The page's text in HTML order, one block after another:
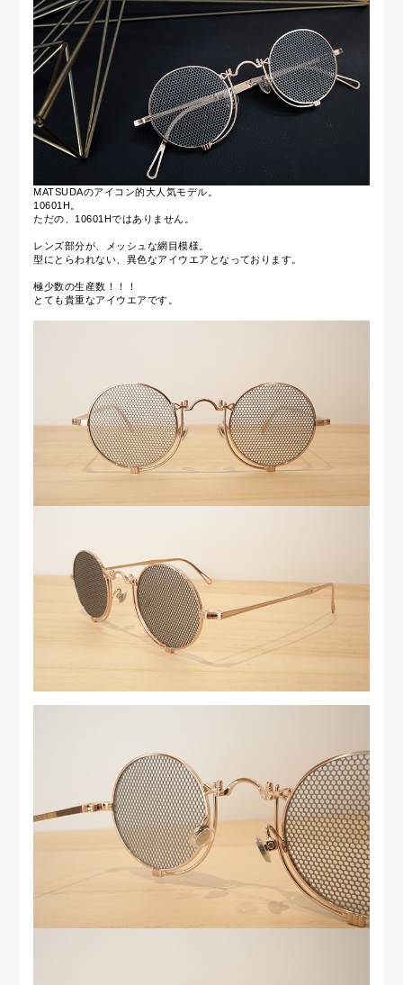
MATSUDAのアイコン的大人気モデル。
10601H。
ただの、10601Hではありません。
レンズ部分が、メッシュな網目模様。
型にとらわれない、異色なアイウエアとなっております。
極少数の生産数！！！
とても貴重なアイウエアです。